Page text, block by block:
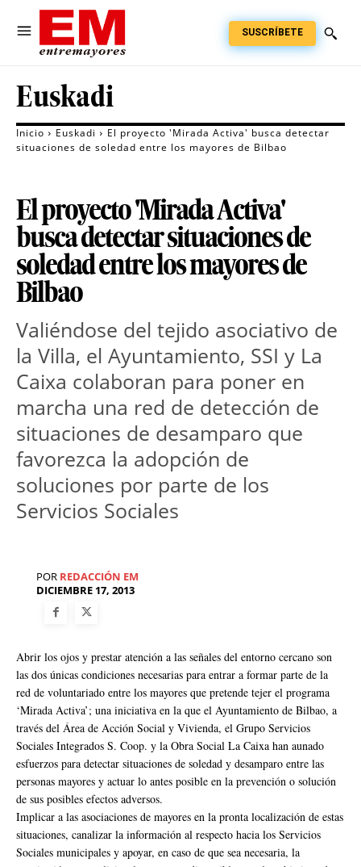
SUSCRÍBETE
Euskadi
Inicio Euskadi
El proyecto 'Mirada Activa' busca detectar
situaciones de soledad entre los mayores de Bilbao
El proyecto 'Mirada Activa'
busca detectar situaciones de
soledad entre los mayores de
Bilbao
Valiéndose del tejido asociativo de
la Villa, el Ayuntamiento, SSI y La
Caixa colaboran para poner en
marcha una red de detección de
situaciones de desamparo que
favorezca la adopción de
soluciones por parte de los
Servicios Sociales
POR REDACCIÓN EM
DICIEMBRE 17, 2013
Abrir los ojos y prestar atención a las señales del entorno cercano son
las dos únicas condiciones necesarias para entrar a formar parte de la
red de voluntariado entre los mayores que pretende tejer el programa
‘Mirada Activa’; una iniciativa en la que el Ayuntamiento de Bilbao, a
través del Área de Acción Social y Vivienda, el Grupo Servicios
Sociales Integrados S. Coop. y la Obra Social La Caixa han aunado
esfuerzos para detectar situaciones de soledad y desamparo entre las
personas mayores y actuar lo antes posible en la prevención o solución
de sus posibles efectos adversos.
Implicar a las asociaciones de mayores en la pronta localización de estas
situaciones, canalizar la información al respecto hacia los Servicios
Sociales municipales y apoyar, en caso de que sea necesaria, la